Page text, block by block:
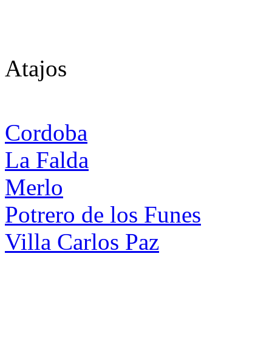
Atajos
Cordoba
La Falda
Merlo
Potrero de los Funes
Villa Carlos Paz